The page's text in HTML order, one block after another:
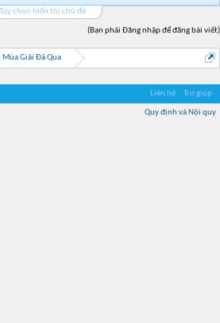
Tùy chọn hiển thị chủ đề
(Bạn phải Đăng nhập để đăng bài viết)
Mùa Giải Đã Qua
Liên hệ Trợ giúp
Quy định và Nội quy